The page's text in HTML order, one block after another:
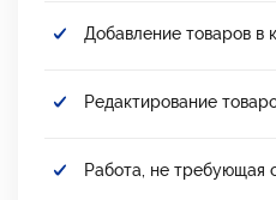
Добавление товаров в
Редактирование
Работа, не требующая